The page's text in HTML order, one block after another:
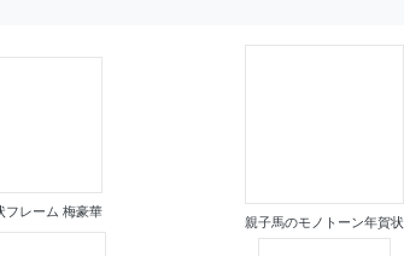
フレーム 梅豪華
親子馬のモノトーン年賀状